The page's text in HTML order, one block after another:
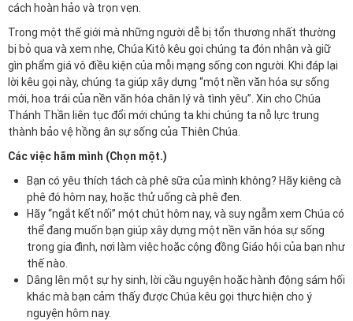
cách hoàn hảo và trọn vẹn.
Trong một thế giới mà những người dễ bị tổn thương nhất thường
bị bỏ qua và xem nhẹ, Chúa Kitô kêu gọi chúng ta đón nhận và giữ
gìn phẩm giá vô điều kiện của mỗi mạng sống con người. Khi đáp lại
lời kêu gọi này, chúng ta giúp xây dựng “một nền văn hóa sự sống
mới, hoa trái của nền văn hóa chân lý và tình yêu”. Xin cho Chúa
Thánh Thần liên tục đổi mới chúng ta khi chúng ta nỗ lực trung
thành bảo vệ hồng ân sự sống của Thiên Chúa.
Các việc hãm mình (Chọn một.)
Bạn có yêu thích tách cà phê sữa của mình không? Hãy kiêng cà
phê đó hôm nay, hoặc thử uống cà phê đen.
Hãy “ngắt kết nối” một chút hôm nay, và suy ngẫm xem Chúa có
thể đang muốn bạn giúp xây dựng một nền văn hóa sự sống
trong gia đình, nơi làm việc hoặc cộng đồng Giáo hội của bạn như
thế nào.
Dâng lên một sự hy sinh, lời cầu nguyện hoặc hành động sám hối
khác mà bạn cảm thấy được Chúa kêu gọi thực hiện cho ý
nguyện hôm nay.